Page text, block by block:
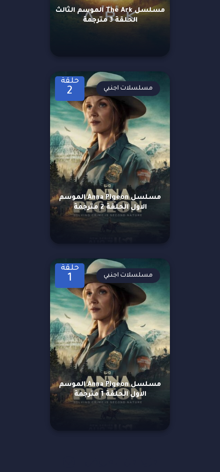
مسلسل The Ark الموسم الثالث
الحلقة 3 مترجمة
حلقة
2
مسلسل Anna Pigeon الموسم
الاول الحلقة 2 مترجمة
مسلسلات اجنبي
حلقة
1
مسلسل Anna Pigeon الموسم
الاول الحلقة 1 مترجمة
مسلسلات اجنبي